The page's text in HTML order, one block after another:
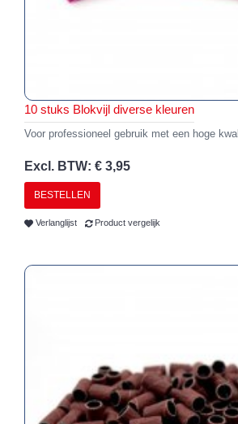
10 stuks Blokvijl diverse kleuren
Voor professioneel gebruik met een hoge
Excl. BTW: € 3,95
BESTELLEN
Verlanglijst Product vergelijk